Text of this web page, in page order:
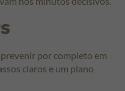
prevenir por completo em
claros e um plano